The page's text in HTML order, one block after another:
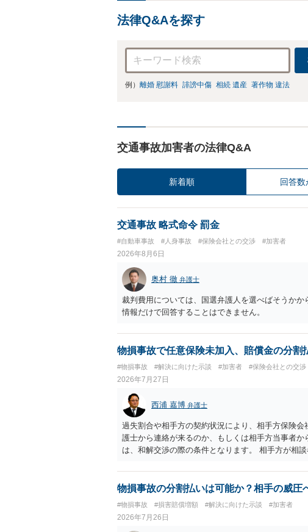
法律Q&Aを探す
例） 離婚 慰謝料 誹謗中傷 相続 遺産 著作物 違法
交通事故加害者の法律Q&A
新着順 回答数
交通事故 略式命令 罰金
#自動車事故 #人身事故 #保険会社との交渉 #加害者
2026年8月6日
奥村 徹 弁護士
裁判費用については、国選弁護人を選べばそうか
情報だけで回答することはできません。
物損事故で任意保険未加入、賠償金の分割
#物損事故 #解決に向けた示談 #加害者 #保険会社との交渉
2026年7月27日
西浦 嘉博 弁護士
過失割合や相手方の契約状況により、相手方保険
護士から連絡が来るのか、もしくは相手方当事者
は、和解交渉の際の条件となります。 相手方が相
に、交渉の方向性につき、最寄りの法律事務所で
物損事故の分割払いは可能か？相手の威圧
#物損事故 #損害賠償増額 #解決に向けた示談 #加害者
2026年7月26日